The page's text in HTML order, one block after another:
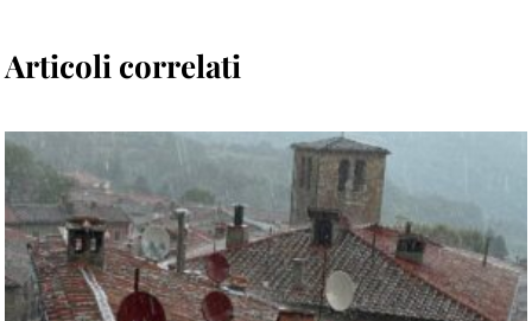
Articoli correlati